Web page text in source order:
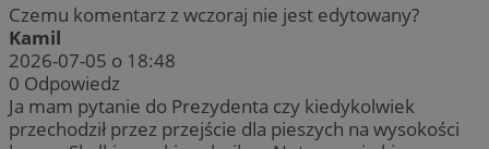
Czemu komentarz z wczoraj nie jest edytowany?
Kamil
2026-07-05 o 18:48
0 Odpowiedz
Ja mam pytanie do Prezydenta czy kiedykolwiek
przechodził przez przejście dla pieszych na wysokości